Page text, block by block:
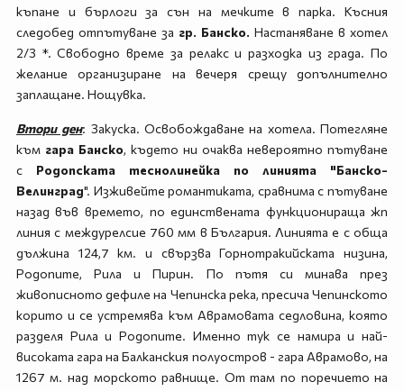
къпане и бърлоги за сън на мечките в парка. Късния
следобед отпътуване за гр. Банско. Настаняване в хотел
2/3 *. Свободно време за релакс и разходка из града. По
желание организиране на вечеря срещу допълнително
заплащане. Нощувка.
Втори ден: Закуска. Освобождаване на хотела. Потегляне
към гара Банско, където ни очаква невероятно пътуване
сРодопската теснолинейка по линията "Банско-
Велинград". Изживейте романтиката, сравнима с пътуване
назад във времето, по единствената функционираща жп
линия с междурелсие 760 мм в България. Линията е с обща
дължина 124,7 км. и свързва Горнотракийската низина,
Родопите, Рила и Пирин. По пътя си минава през
живописното дефиле на Чепинска река, пресича Чепинското
корито и се устремява към Аврамовата седловина, която
разделя Рила и Родопите. Именно тук се намира и най-
високата гара на Балканския полуостров - гара Аврамово, на
1267 м. над морското равнище. От там по поречието на